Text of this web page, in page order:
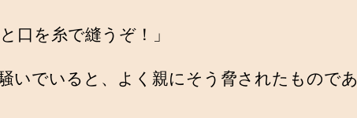
口を糸で縫うぞ！」
いでいると、よく親にそう脅されたものであ